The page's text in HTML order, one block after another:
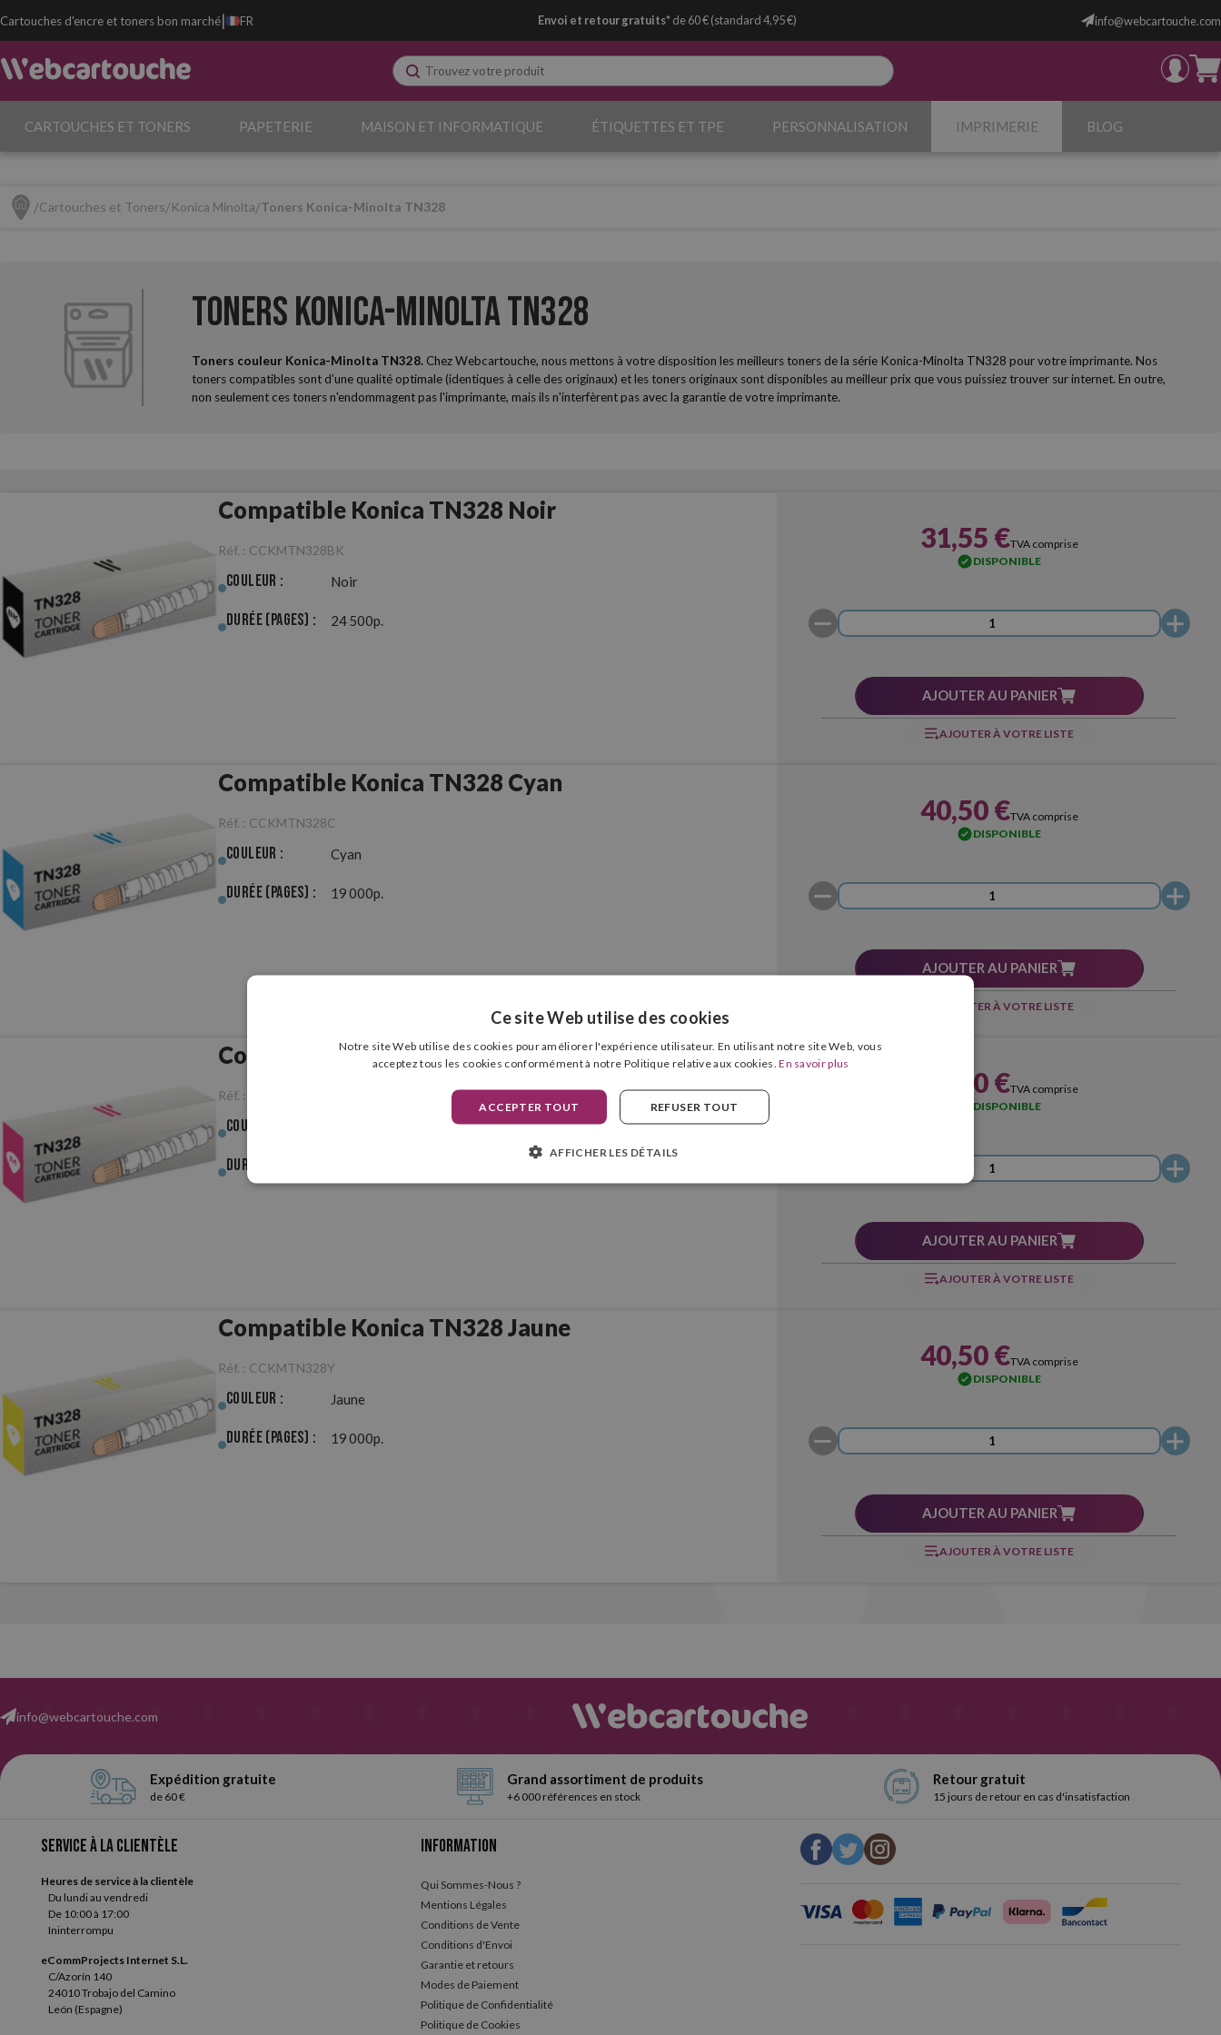
Cartouches d'encre et toners bon marché| FR Envoi et retour gratuits*de 60 € (standard 4,95 €) info@webcartouche.com
CARTOUCHES ET TONERS PAPETERIE MAISON ET INFORMATIQUE ÉTIQUETTES ET TPE PERSONNALISATION IMPRIMERIE BLOG
Cartouches et Toners Konica Minolta Toners Konica-Minolta TN328
Toners Konica-Minolta TN328
Toners couleur Konica-Minolta TN328. Chez Webcartouche, nous mettons à votre disposition les meilleurs toners de la série Konica-Minolta TN328 pour votre imprimante. Nos
toners compatibles sont d’une qualité optimale (identiques à celle des originaux) et les toners originaux sont disponibles au meilleur prix que vous puissiez trouver sur internet. En outre,
non seulement ces toners n'endommagent pas l'imprimante, mais ils n'interfèrent pas avec la garantie de votre imprimante.
Compatible Konica TN328 Noir
Réf. : CCKMTN328BK
Couleur : Noir
Durée (pages) : 24 500p.
31,55 €TVA comprise
DISPONIBLE
AJOUTER AU PANIER
AJOUTER À VOTRE LISTE
Compatible Konica TN328 Cyan
Réf. : CCKMTN328C
Couleur : Cyan
Durée (pages) : 19 000p.
40,50 €TVA comprise
DISPONIBLE
AJOUTER AU PANIER
AJOUTER À VOTRE LISTE
Compatible Konica TN328 Magenta
Réf. :
Couleur :
Durée (pages) :
40,50 €TVA comprise
DISPONIBLE
AJOUTER AU PANIER
AJOUTER À VOTRE LISTE
Compatible Konica TN328 Jaune
Réf. : CCKMTN328Y
Couleur : Jaune
Durée (pages) : 19 000p.
40,50 €TVA comprise
DISPONIBLE
AJOUTER AU PANIER
AJOUTER À VOTRE LISTE
info@webcartouche.com
Expédition gratuite
de 60 €
Grand assortiment de produits
+6 000 références en stock
Retour gratuit
15 jours de retour en cas d'insatisfaction
Service à la clientèle
Heures de service à la clientèle
Du lundi au vendredi
De 10:00 à 17:00
Ininterrompu
eCommProjects Internet S.L.
C/Azorín 140
24010 Trobajo del Camino
León (Espagne)
Information
Qui Sommes-Nous ?
Mentions Légales
Conditions de Vente
Conditions d'Envoi
Garantie et retours
Modes de Paiement
Politique de Confidentialité
Politique de Cookies
Ce site Web utilise des cookies
Notre site Web utilise des cookies pour améliorer l'expérience utilisateur. En utilisant notre site Web, vous
acceptez tous les cookies conformément à notre Politique relative aux cookies.En savoir plus
ACCEPTER TOUT REFUSER TOUT
AFFICHER LES DÉTAILS